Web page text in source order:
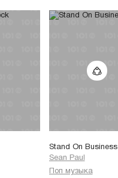
Stand On Business
Sean Paul
Поп музыка